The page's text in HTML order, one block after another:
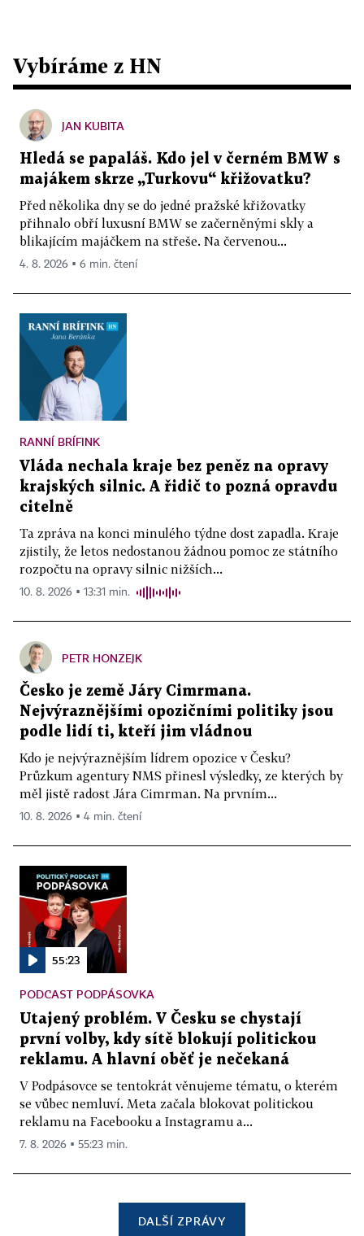
Vybíráme z HN
JAN KUBITA
Hledá se papaláš. Kdo jel v černém BMW s
majákem skrze „Turkovu“ křižovatku?
Před několika dny se do jedné pražské křižovatky
přihnalo obří luxusní BMW se začerněnými skly a
blikajícím majáčkem na střeše. Na červenou...
4. 8. 2026 ▪ 6 min. čtení
RANNÍ BRÍFINK
Vláda nechala kraje bez peněz na opravy
krajských silnic. A řidič to pozná opravdu
citelně
Ta zpráva na konci minulého týdne dost zapadla. Kraje
zjistily, že letos nedostanou žádnou pomoc ze státního
rozpočtu na opravy silnic nižších...
10. 8. 2026 ▪ 13:31 min.
PETR HONZEJK
Česko je země Járy Cimrmana.
Nejvýraznějšími opozičními politiky jsou
podle lidí ti, kteří jim vládnou
Kdo je nejvýraznějším lídrem opozice v Česku?
Průzkum agentury NMS přinesl výsledky, ze kterých by
měl jistě radost Jára Cimrman. Na prvním...
10. 8. 2026 ▪ 4 min. čtení
55:23
PODCAST PODPÁSOVKA
Utajený problém. V Česku se chystají
první volby, kdy sítě blokují politickou
reklamu. A hlavní oběť je nečekaná
V Podpásovce se tentokrát věnujeme tématu, o kterém
se vůbec nemluví. Meta začala blokovat politickou
reklamu na Facebooku a Instagramu a...
7. 8. 2026 ▪ 55:23 min.
DALŠÍ ZPRÁVY